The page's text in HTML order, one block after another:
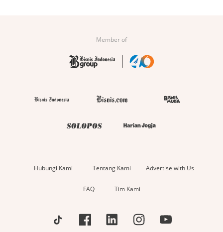
Member of
Hubungi Kami Tentang Kami Advertise with Us
FAQ Tim Kami